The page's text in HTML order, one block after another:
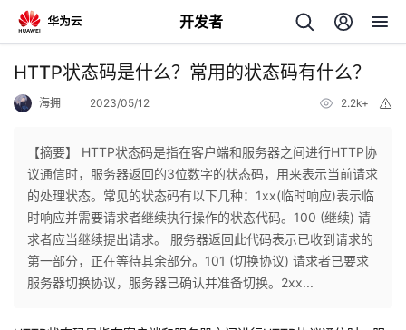
开发者
返
个
人
我
HTTP状态码是什么？常用的状态码有什么？
海拥 2023/05/12 2.2k+
【摘要】 HTTP状态码是指在客户端和服务器之间进行HTTP协
议通信时，服务器返回的3位数字的状态码，用来表示当前请求
的处理状态。常见的状态码有以下几种：1xx(临时响应)表示临
时响应并需要请求者继续执行操作的状态代码。100 (继续) 请
求者应当继续提出请求。 服务器返回此代码表示已收到请求的
第一部分，正在等待其余部分。101 (切换协议) 请求者已要求
服务器切换协议，服务器已确认并准备切换。2xx...